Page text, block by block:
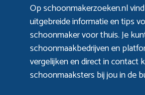
Op schoonmakerzoeken.nl
uitgebreide informatie en tips
schoonmaker voor thuis. Je
schoonmaakbedrijven en
vergelijken en direct in contact
schoonmaaksters bij jou in de